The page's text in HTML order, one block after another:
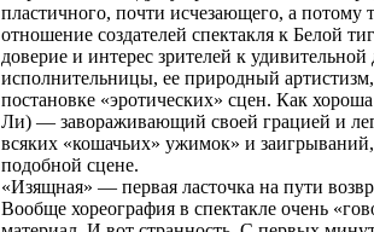
пластичного, почти исчезающего, а
отношение создателей спектакля к Белой
доверие и интерес зрителей к
исполнительницы, ее природный
постановке «эротических» сцен. Как
Ли) — завораживающий своей грацией и
всяких «кошачьих» ужимок» и
подобной сцене.
«Изящная» — первая ласточка на пути
Вообще хореография в спектакле очень